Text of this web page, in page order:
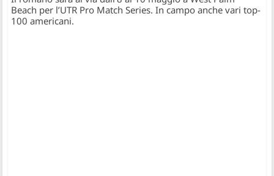
Beach per l’UTR Pro Match Series. In campo anche vari top-
100 americani.